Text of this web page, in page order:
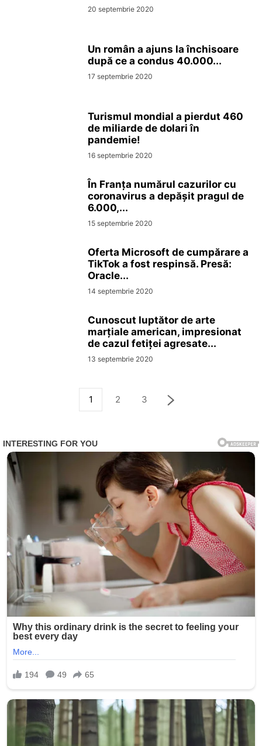
20 septembrie 2020
Un român a ajuns la închisoare
după ce a condus 40.000...
17 septembrie 2020
Turismul mondial a pierdut 460
de miliarde de dolari în
pandemie!
16 septembrie 2020
În Franța numărul cazurilor cu
coronavirus a depășit pragul de
6.000,...
15 septembrie 2020
Oferta Microsoft de cumpărare a
TikTok a fost respinsă. Presă:
Oracle...
14 septembrie 2020
Cunoscut luptător de arte
marțiale american, impresionat
de cazul fetiței agresate...
13 septembrie 2020
1 2 3